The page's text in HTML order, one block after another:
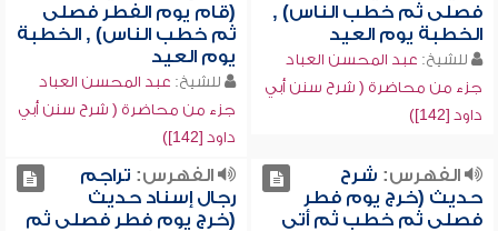
فصلى ثم خطب الناس) ,
الخطبة يوم العيد
للشيخ: عبد المحسن العباد
جزء من محاضرة ( شرح سنن أبي
داود [142])
(قام يوم الفطر فصلى
ثم خطب الناس) , الخطبة
يوم العيد
للشيخ: عبد المحسن العباد
جزء من محاضرة ( شرح سنن أبي
داود [142])
الفهرس: شرح
حديث (خرج يوم فطر
فصلى ثم خطب ثم أتى
الفهرس: تراجم
رجال إسناد حديث
(خرج يوم فطر فصلى ثم